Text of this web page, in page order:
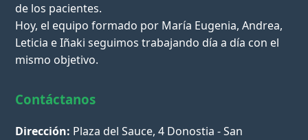
de los pacientes.
Hoy, el equipo formado por María Eugenia, Andrea,
Leticia e Iñaki seguimos trabajando día a día con el
mismo objetivo.
Contáctanos
Dirección: Plaza del Sauce, 4 Donostia - San